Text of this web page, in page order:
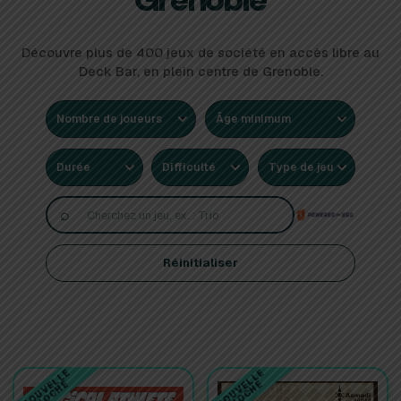
Découvre plus de 400 jeux de société en accès libre au
Deck Bar, en plein centre de Grenoble.
⌕
Réinitialiser
NOUVELLE NOUVELLE